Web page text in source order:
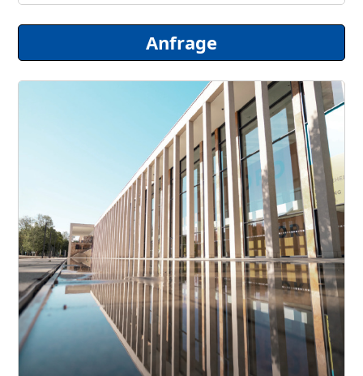
allem auch unmittelbar anwendbares Wissen für ihren
Berufsalltag mitnehmen können.
Die beliebten Table Clinics sind inzwischen fester Bestandteil des
Austausch, die Diskussion anschaulicher Fallbeispiele und die
praxisorientierte Vertiefung der Inhalte. Ergänzt wird das
Programm durch hochkarätige Workshops und Vorträge zu
aktuellen Herausforderungen und Entwicklungen der modernen
Zahn-, Mund- und Kieferheilkunde.
Wenn Sie Interesse an einem lebendigen fachlichen Austausch
haben und aktuelle Entwicklungen gemeinsam mit
ausgewiesenen Expertinnen und Experten diskutieren möchten,
laden wir Sie sehr herzlich zum Wiesbadener Forum für Zahn-,
Mund- und Kieferheilkunde am 5. Juni 2027 ein.
Anfrage